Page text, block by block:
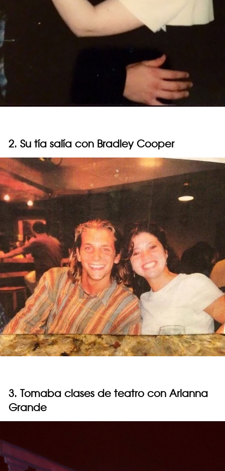
2. Su tía salía con Bradley Cooper
3. Tomaba clases de teatro con Arianna
Grande